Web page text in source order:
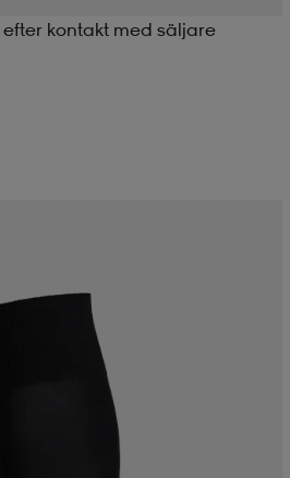
kontakt med säljare